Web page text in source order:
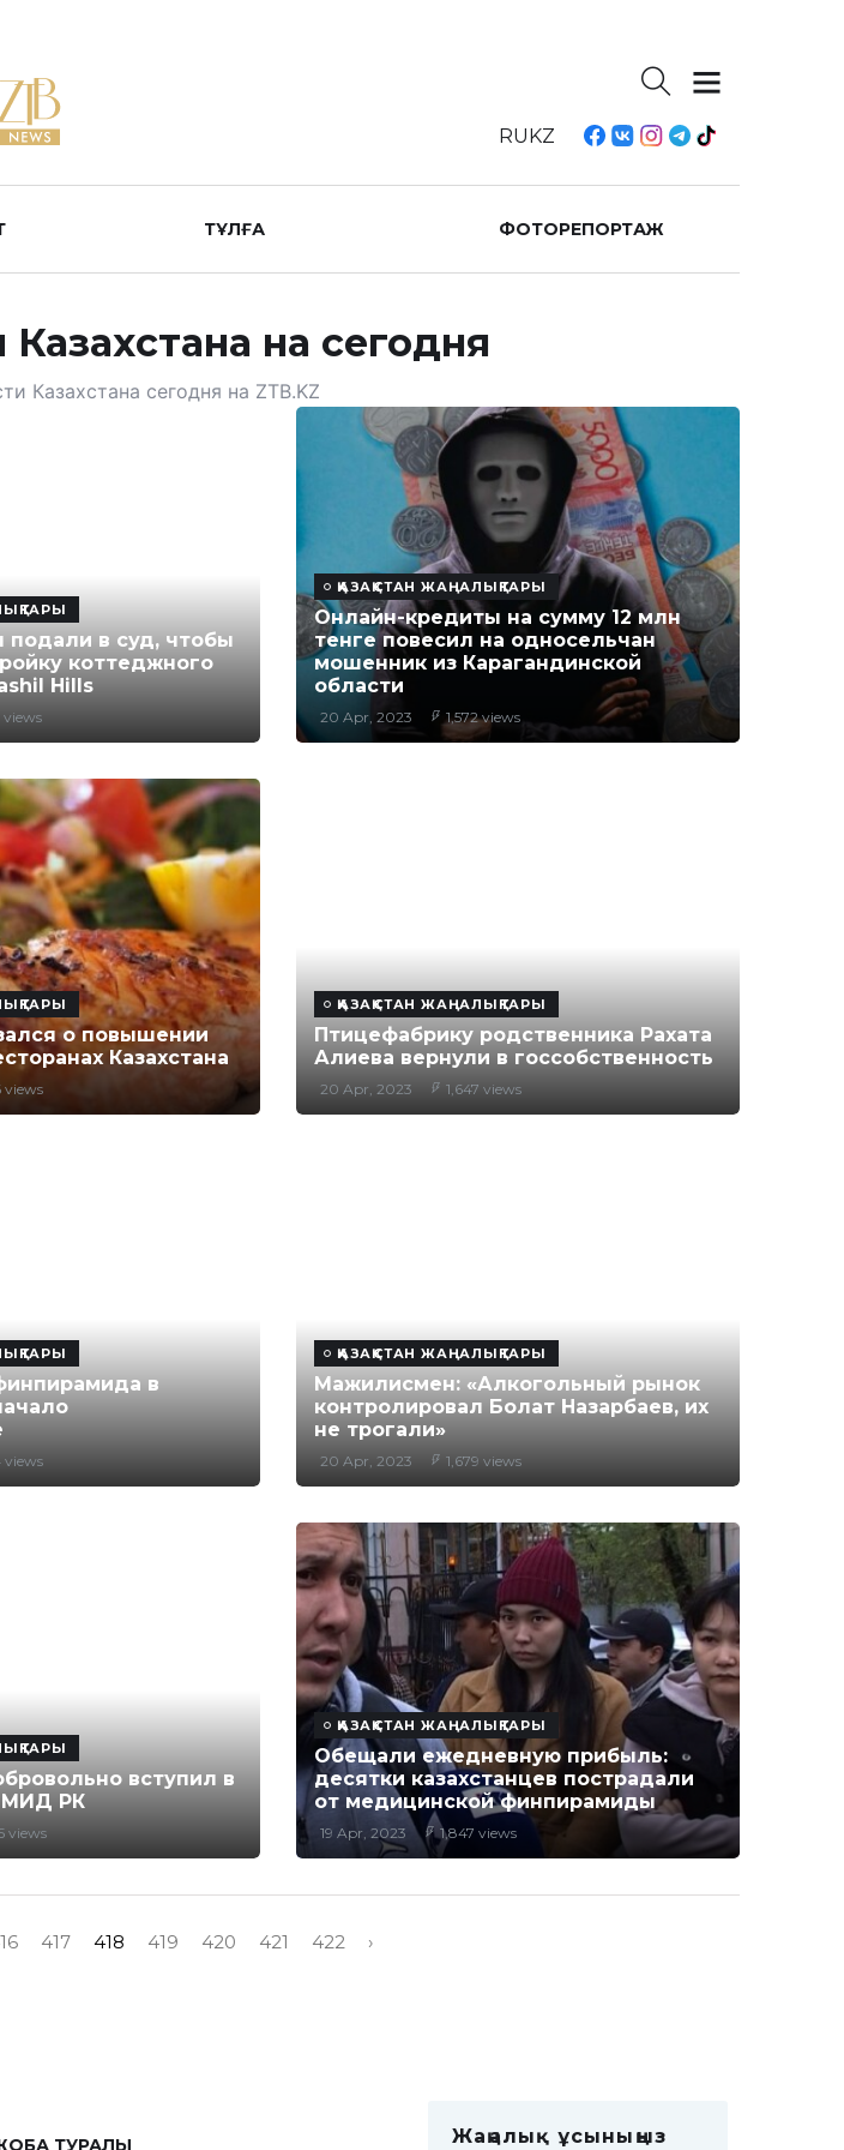
RUKZ
ТҰЛҒА ФОТОРЕПОРТАЖ
на сегодня
Казахстана сегодня на ZTB.KZ
подали в суд, чтобы
коттеджного
Hills
views
ҚАЗАҚСТАН ЖАҢАЛЫҚТАРЫ
Онлайн-кредиты на сумму 12 млн
тенге повесил на односельчан
мошенник из Карагандинской
области
20 Apr, 2023 1,572 views
о повышении
Казахстана
views
ҚАЗАҚСТАН ЖАҢАЛЫҚТАРЫ
Птицефабрику родственника Рахата
Алиева вернули в госсобственность
20 Apr, 2023 1,647 views
в
views
ҚАЗАҚСТАН ЖАҢАЛЫҚТАРЫ
Мажилисмен: «Алкогольный рынок
контролировал Болат Назарбаев, их
не трогали»
20 Apr, 2023 1,679 views
вступил в
МИД РК
views
ҚАЗАҚСТАН ЖАҢАЛЫҚТАРЫ
Обещали ежедневную прибыль:
десятки казахстанцев пострадали
от медицинской финпирамиды
19 Apr, 2023 1,847 views
417 418 419 420 421 422 ›
ТУРАЛЫ Жаңалық ұсыныңыз